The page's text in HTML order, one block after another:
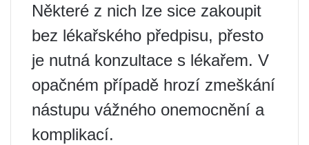
Některé z nich lze sice zakoupit
bez lékařského předpisu, přesto
je nutná konzultace s lékařem. V
opačném případě hrozí zmeškání
nástupu vážného onemocnění a
komplikací.